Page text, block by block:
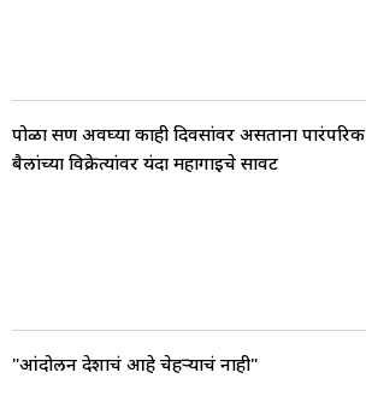
पोळा सण अवघ्या काही दिवसांवर असताना पारंपरिक
बैलांच्या विक्रेत्यांवर यंदा महागाईचे सावट
"आंदोलन देशाचं आहे चेहऱ्याचं नाही"